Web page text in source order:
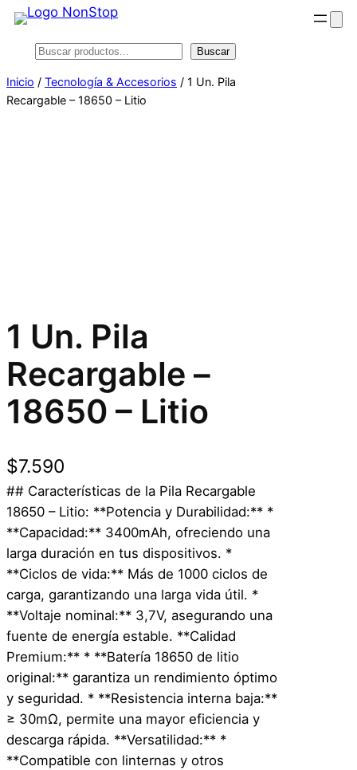
Saltar
contenido
Buscar Buscar
Inicio / Tecnología & Accesorios / 1 Un. Pila
Recargable – 18650 – Litio
1 Un. Pila
Recargable –
18650 – Litio
$7.590
## Características de la Pila Recargable
18650 – Litio: **Potencia y Durabilidad:** *
**Capacidad:** 3400mAh, ofreciendo una
larga duración en tus dispositivos. *
**Ciclos de vida:** Más de 1000 ciclos de
carga, garantizando una larga vida útil. *
**Voltaje nominal:** 3,7V, asegurando una
fuente de energía estable. **Calidad
Premium:** * **Batería 18650 de litio
original:** garantiza un rendimiento óptimo
y seguridad. * **Resistencia interna baja:**
≥ 30mΩ, permite una mayor eficiencia y
descarga rápida. **Versatilidad:** *
**Compatible con linternas y otros